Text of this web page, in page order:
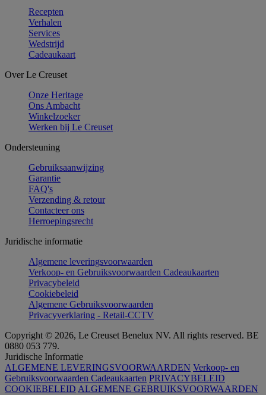
Recepten
Verhalen
Services
Wedstrijd
Cadeaukaart
Over Le Creuset
Onze Heritage
Ons Ambacht
Winkelzoeker
Werken bij Le Creuset
Ondersteuning
Gebruiksaanwijzing
Garantie
FAQ's
Verzending & retour
Contacteer ons
Herroepingsrecht
Juridische informatie
Algemene leveringsvoorwaarden
Verkoop- en Gebruiksvoorwaarden Cadeaukaarten
Privacybeleid
Cookiebeleid
Algemene Gebruiksvoorwaarden
Privacyverklaring - Retail-CCTV
Copyright © 2026, Le Creuset Benelux NV. All rights reserved. BE
0880 053 779.
Juridische Informatie
ALGEMENE LEVERINGSVOORWAARDEN Verkoop- en
Gebruiksvoorwaarden Cadeaukaarten PRIVACYBELEID
COOKIEBELEID ALGEMENE GEBRUIKSVOORWAARDEN